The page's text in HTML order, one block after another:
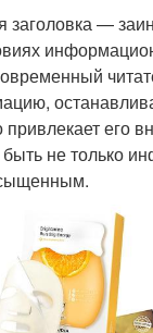
—
привлекает его
не только